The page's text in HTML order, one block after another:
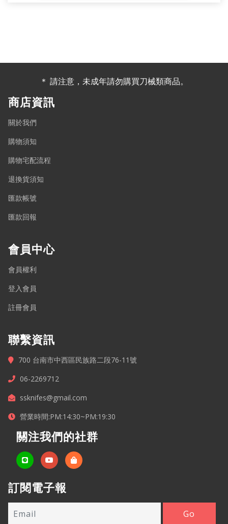
＊ 請注意，未成年請勿購買刀械類商品。
商店資訊
關於我們
購物須知
購物宅配流程
退換貨須知
匯款帳號
匯款回報
會員中心
會員權利
登入會員
註冊會員
聯繫資訊
700 台南市中西區民族路二段76-11號
06-2269712
ssknifes@gmail.com
營業時間:PM:14:30~PM:19:30
關注我們的社群
訂閱電子報